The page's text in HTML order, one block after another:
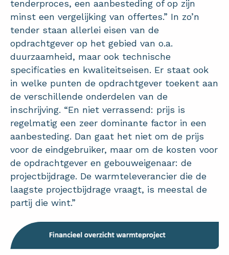
tenderproces, een aanbesteding of op zijn
minst een vergelijking van offertes.” In zo’n
tender staan allerlei eisen van de
opdrachtgever op het gebied van o.a.
duurzaamheid, maar ook technische
specificaties en kwaliteitseisen. Er staat ook
in welke punten de opdrachtgever toekent aan
de verschillende onderdelen van de
inschrijving. “En niet verrassend: prijs is
regelmatig een zeer dominante factor in een
aanbesteding. Dan gaat het niet om de prijs
voor de eindgebruiker, maar om de kosten voor
de opdrachtgever en gebouweigenaar: de
projectbijdrage. De warmteleverancier die de
laagste projectbijdrage vraagt, is meestal de
partij die wint.”